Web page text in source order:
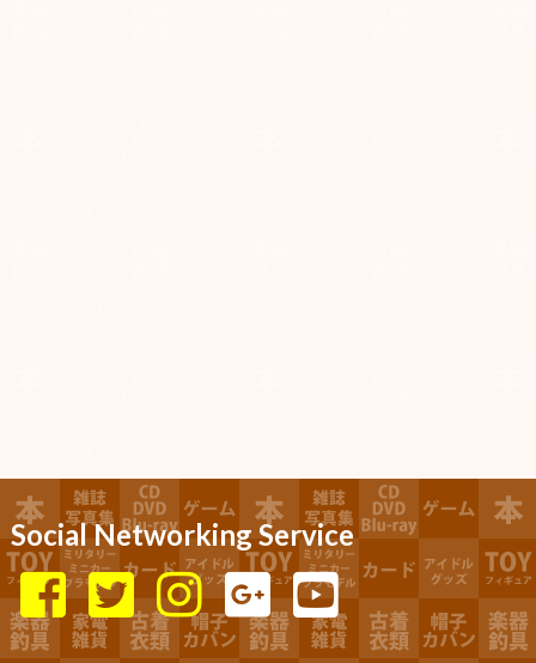
Social Networking Service